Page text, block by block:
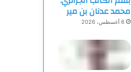
محمد عدنان بن مير
6 أغسطس، 2026